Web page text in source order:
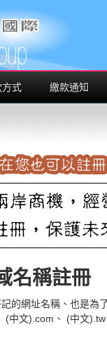
方式 繳款通知
名稱註冊
的網址名稱、也是為
中文).com、 (中文